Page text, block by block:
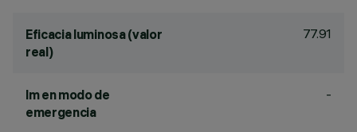
Eficacia luminosa (valor
real)
77.91
lm en modo de
emergencia
-